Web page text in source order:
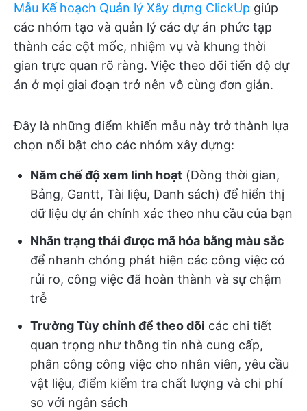
Mẫu Kế hoạch Quản lý Xây dựng ClickUp giúp
các nhóm tạo và quản lý các dự án phức tạp
thành các cột mốc, nhiệm vụ và khung thời
gian trực quan rõ ràng. Việc theo dõi tiến độ dự
án ở mọi giai đoạn trở nên vô cùng đơn giản.
Đây là những điểm khiến mẫu này trở thành lựa
chọn nổi bật cho các nhóm xây dựng:
Năm chế độ xem linh hoạt (Dòng thời gian,
Bảng, Gantt, Tài liệu, Danh sách) để hiển thị
dữ liệu dự án chính xác theo nhu cầu của bạn
Nhãn trạng thái được mã hóa bằng màu sắc
để nhanh chóng phát hiện các công việc có
rủi ro, công việc đã hoàn thành và sự chậm
trễ
Trường Tùy chỉnh để theo dõi các chi tiết
quan trọng như thông tin nhà cung cấp,
phân công công việc cho nhân viên, yêu cầu
vật liệu, điểm kiểm tra chất lượng và chi phí
so với ngân sách